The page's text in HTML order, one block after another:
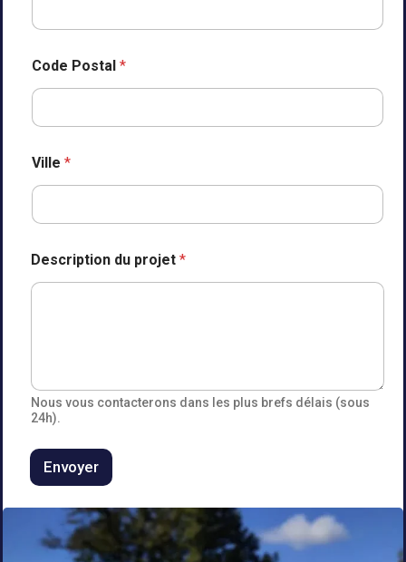
Code Postal *
Ville *
Description du projet *
Nous vous contacterons dans les plus brefs délais (sous
24h).
Envoyer